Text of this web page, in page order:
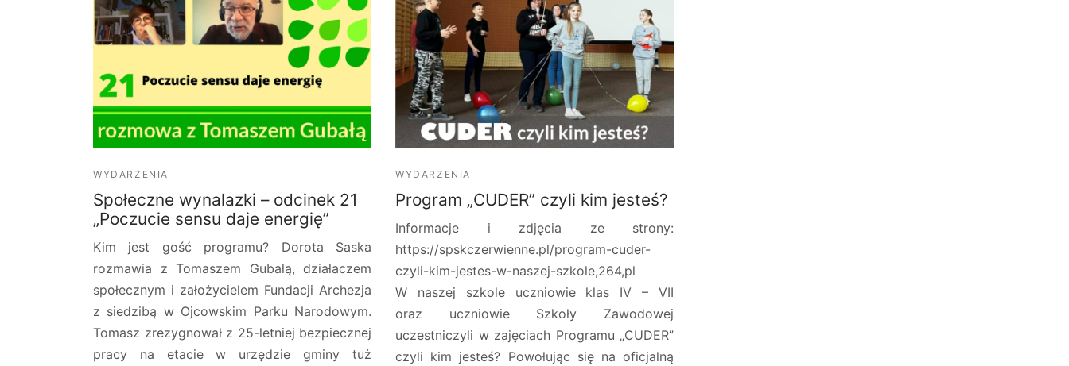
WYDARZENIA
Społeczne wynalazki – odcinek 21
„Poczucie sensu daje energię”
Kim jest gość programu? Dorota Saska
rozmawia z Tomaszem Gubałą, działaczem
społecznym i założycielem Fundacji Archezja
z siedzibą w Ojcowskim Parku Narodowym.
Tomasz zrezygnował z 25-letniej bezpiecznej
pracy na etacie w urzędzie gminy tuż
WYDARZENIA
Program „CUDER” czyli kim jesteś?
Informacje i zdjęcia ze strony:
https://spskczerwienne.pl/program-cuder-
czyli-kim-jestes-w-naszej-szkole,264,pl
W naszej szkole uczniowie klas IV – VII
oraz uczniowie Szkoły Zawodowej
uczestniczyli w zajęciach Programu „CUDER”
czyli kim jesteś? Powołując się na oficjalną